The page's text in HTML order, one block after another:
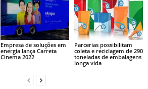
Empresa de soluções em
energia lança Carreta
Cinema 2022
Parcerias possibilitam
coleta e reciclagem de 290
toneladas de embalagens
longa vida